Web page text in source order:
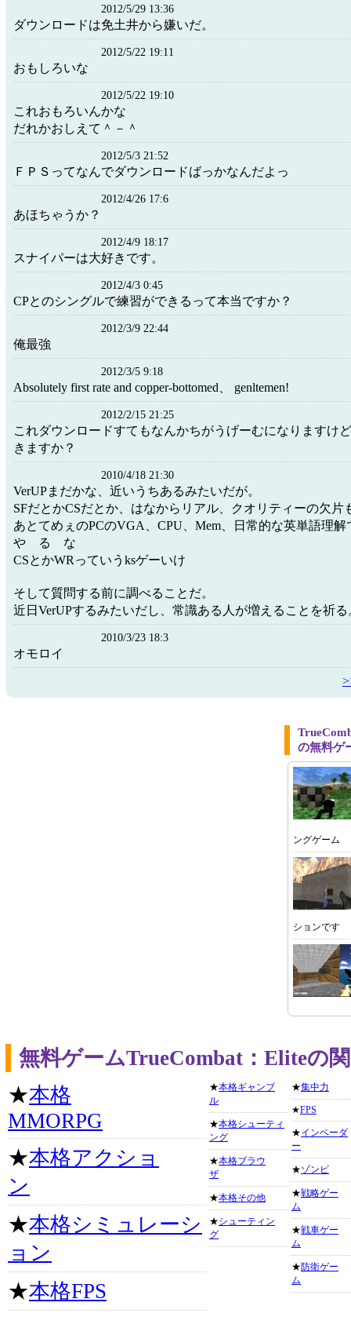
2012/5/29 13:36
ダウンロードは免土井から嫌いだ。
2012/5/22 19:11
おもしろいな
2012/5/22 19:10
これおもろいんかな
だれかおしえて＾－＾
2012/5/3 21:52
ＦＰＳってなんでダウンロードばっかなんだよっ
2012/4/26 17:6
あほちゃうか？
2012/4/9 18:17
スナイパーは大好きです。
2012/4/3 0:45
CPとのシングルで練習ができるって本当ですか？
2012/3/9 22:44
俺最強
2012/3/5 9:18
Absolutely first rate and copper-bottomed、 genltemen!
2012/2/15 21:25
これダウンロードすてもなんかちがうげーむになりますけ
きますか？
2010/4/18 21:30
VerUPまだかな、近いうちあるみたいだが。
SFだとかCSだとか、はなからリアル、クオリティーの欠片
あとてめぇのPCのVGA、CPU、Mem、日常的な英単語理
や る な
CSとかWRっていうksゲーいけ
そして質問する前に調べることだ。
近日VerUPするみたいだし、常識ある人が増えることを祈る
2010/3/23 18:3
オモロイ
の無料ゲ
ングゲーム
ションです
無料ゲームTrueCombat：Eliteの
★本格
MMORPG
★本格アクショ
ン
★本格シミュレーシ
ョン
★本格FPS
★本格ギャンブ
ル
★本格シューティ
ング
★本格ブラウ
ザ
★本格その他
★シューティン
グ
★集中力
★FPS
★インベーダ
ー
★ゾンビ
★戦略ゲー
ム
★戦車ゲー
ム
★防衛ゲー
ム